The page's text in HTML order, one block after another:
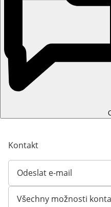
Kontakt
Odeslat e-mail
Otevírá e-mailového
Všechny možnosti